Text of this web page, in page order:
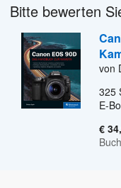
Bitte bewerten
von
325
E-
€
Buch